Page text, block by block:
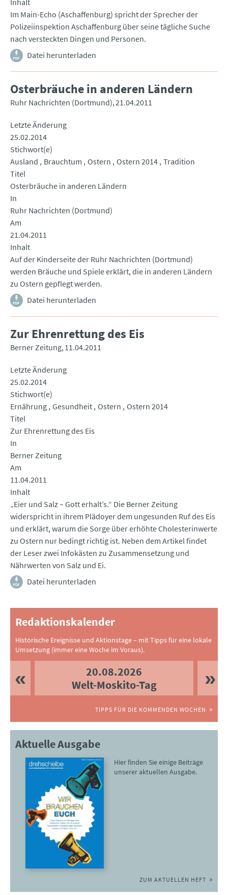
Inhalt
Im Main-Echo (Aschaffenburg) spricht der Sprecher der
Polizeiinspektion Aschaffenburg über seine tägliche Suche
nach versteckten Dingen und Personen.
Datei herunterladen
Osterbräuche in anderen Ländern
Ruhr Nachrichten (Dortmund) 21.04.2011
Letzte Änderung
25.02.2014
Stichwort(e)
Ausland
Brauchtum Ostern Ostern 2014 Tradition
Titel
Osterbräuche in anderen Ländern
In
Ruhr Nachrichten (Dortmund)
Am
21.04.2011
Inhalt
Auf der Kinderseite der Ruhr Nachrichten (Dortmund)
werden Bräuche und Spiele erklärt, die in anderen Ländern
zu Ostern gepflegt werden.
Datei herunterladen
Zur Ehrenrettung des Eis
Berner Zeitung 11.04.2011
Letzte Änderung
25.02.2014
Stichwort(e)
Ernährung Gesundheit Ostern Ostern 2014
Titel
Zur Ehrenrettung des Eis
In
Berner Zeitung
Am
11.04.2011
Inhalt
„Eier und Salz – Gott erhalt’s.“ Die Berner Zeitung
widerspricht in ihrem Plädoyer dem ungesunden Ruf des Eis
und erklärt, warum die Sorge über erhöhte Cholesterinwerte
zu Ostern nur bedingt richtig ist. Neben dem Artikel findet
der Leser zwei Infokästen zu Zusammensetzung und
Nährwerten von Salz und Ei.
Datei herunterladen
Redaktionskalender
Historische Ereignisse und Aktionstage – mit Tipps für eine lokale
Umsetzung (immer eine Woche im Voraus).
20.08.2026
Welt-Moskito-Tag
TIPPS FÜR DIE KOMMENDEN WOCHEN
Aktuelle Ausgabe
Hier finden Sie einige Beiträge
unserer aktuellen Ausgabe.
ZUM AKTUELLEN HEFT